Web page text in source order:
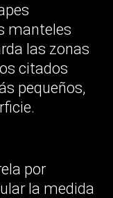
manteles
las zonas
citados
pequeños,
por
la medida